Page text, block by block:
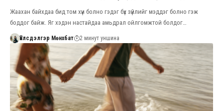
Жаахан байхдаа бид том хүн болно гэдэг бүх зүйлийг мэддэг болно гэж
боддог байж. Яг хэдэн настайдаа амьдрал ойлгомжтой болдог…
Үйлсдэлгэр Мөнхбат 2 минут уншина